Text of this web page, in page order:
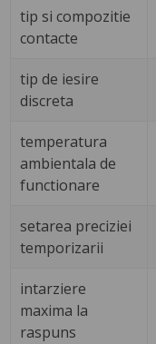
tip si compozitie
contacte
tip de iesire
discreta
temperatura
ambientala de
functionare
setarea preciziei
temporizarii
intarziere
maxima la
raspuns